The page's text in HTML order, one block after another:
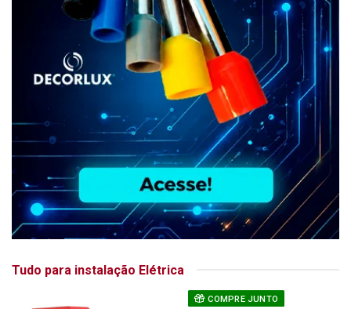
Tudo para instalação Elétrica
COMPRE JUNTO